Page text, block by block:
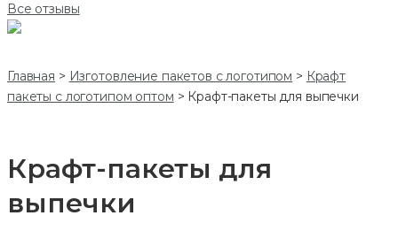
Все отзывы
Главная > Изготовление пакетов с логотипом > Крафт
пакеты с логотипом оптом > Крафт-пакеты для выпечки
Крафт-пакеты для
выпечки